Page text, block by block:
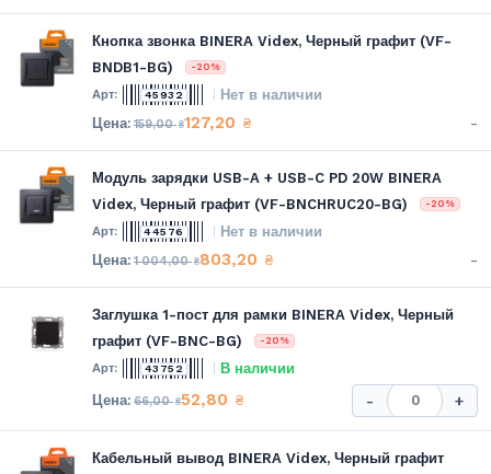
Кнопка звонка BINERA Videx, Черный графит (VF-
BNDB1-BG)
-20%
45932 Нет в наличии
159,00₴127,20 ₴ -
Модуль зарядки USB-A + USB-C PD 20W BINERA
Videx, Черный графит (VF-BNCHRUC20-BG)
-20%
44576 Нет в наличии
1 004,00₴803,20 ₴ -
Заглушка 1-пост для рамки BINERA Videx, Черный
графит (VF-BNC-BG)
-20%
43752 В наличии
66,00₴52,80 ₴ - +
Кабельный вывод BINERA Videx, Черный графит